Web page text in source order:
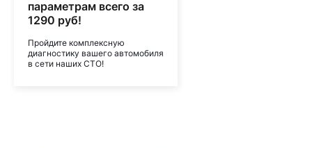
параметрам всего за
1290 руб!
Пройдите комплексную
диагностику вашего автомобиля
в сети наших СТО!